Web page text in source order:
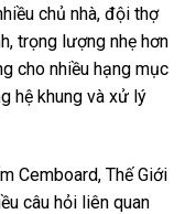
chủ nhà, đội thợ
trọng lượng nhẹ hơn
cho nhiều hạng mục
hệ khung và xử lý
Cemboard, Thế Giới
câu hỏi liên quan